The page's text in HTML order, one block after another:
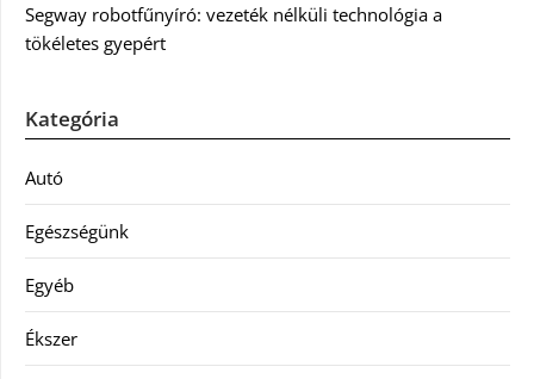
Segway robotfűnyíró: vezeték nélküli technológia a
tökéletes gyepért
Kategória
Autó
Egészségünk
Egyéb
Ékszer